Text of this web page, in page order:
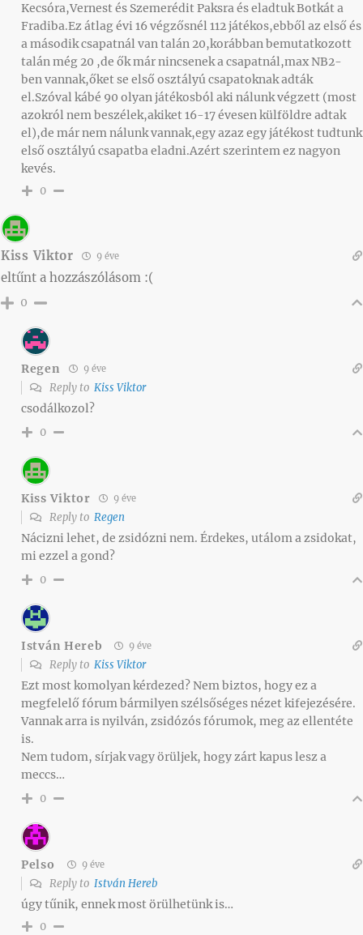
Kecsóra,Vernest és Szemerédit Paksra és eladtuk Botkát a
Fradiba.Ez átlag évi 16 végzősnél 112 játékos,ebből az első és
a második csapatnál van talán 20,korábban bemutatkozott
talán még 20 ,de ők már nincsenek a csapatnál,max NB2-
ben vannak,őket se első osztályú csapatoknak adták
el.Szóval kábé 90 olyan játékosból aki nálunk végzett (most
azokról nem beszélek,akiket 16-17 évesen külföldre adtak
el),de már nem nálunk vannak,egy azaz egy játékost tudtunk
első osztályú csapatba eladni.Azért szerintem ez nagyon
kevés.
0
Kiss Viktor 9 éve
eltűnt a hozzászólásom :(
0
Regen 9 éve
Reply to Kiss Viktor
csodálkozol?
0
Kiss Viktor 9 éve
Reply to Regen
Nácizni lehet, de zsidózni nem. Érdekes, utálom a zsidokat,
mi ezzel a gond?
0
István Hereb 9 éve
Reply to Kiss Viktor
Ezt most komolyan kérdezed? Nem biztos, hogy ez a
megfelelő fórum bármilyen szélsőséges nézet kifejezésére.
Vannak arra is nyilván, zsidózós fórumok, meg az ellentéte
is.
Nem tudom, sírjak vagy örüljek, hogy zárt kapus lesz a
meccs…
0
Pelso 9 éve
Reply to István Hereb
úgy tűnik, ennek most örülhetünk is…
0